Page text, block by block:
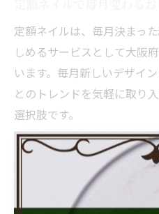
定額ネイルは、毎月決まっ
しめるサービスとして大阪
います。毎月新しいデザイ
とのトレンドを気軽に取り
選択肢です。
例えば、春にはパステルカ
はシェルやクリアベースの
ンごとに月替わりの提案が
り、飽きることなく自分ら